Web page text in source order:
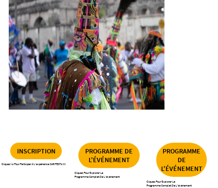
INSCRIPTION
Cliquez Ici Pour Participer À L'expérience CARIFESTA XV
PROGRAMME DE
L'ÉVÉNEMENT
Cliquez Pour Explorer Le
Programme Complet De L'événement
PROGRAMME
DE
L'ÉVÉNEMENT
Cliquez Pour Explorer Le
Programme Complet De L'événement